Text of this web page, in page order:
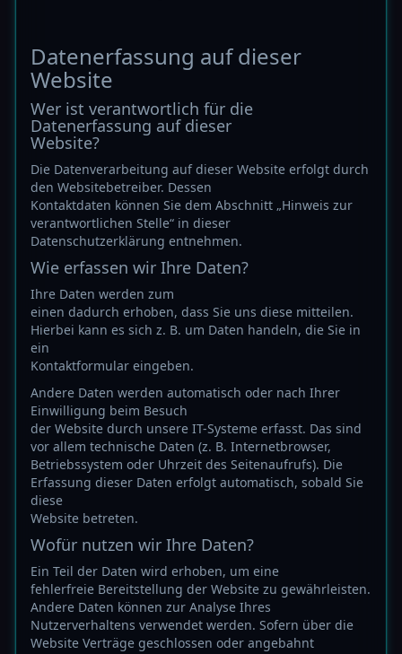
Datenerfassung auf dieser
Website
Wer ist verantwortlich für die
Datenerfassung auf dieser
Website?
Die Datenverarbeitung auf dieser Website erfolgt durch
den Websitebetreiber. Dessen
Kontaktdaten können Sie dem Abschnitt „Hinweis zur
verantwortlichen Stelle“ in dieser
Datenschutzerklärung entnehmen.
Wie erfassen wir Ihre Daten?
Ihre Daten werden zum
einen dadurch erhoben, dass Sie uns diese mitteilen.
Hierbei kann es sich z. B. um Daten handeln, die Sie in
ein
Kontaktformular eingeben.
Andere Daten werden automatisch oder nach Ihrer
Einwilligung beim Besuch
der Website durch unsere IT-Systeme erfasst. Das sind
vor allem technische Daten (z. B. Internetbrowser,
Betriebssystem oder Uhrzeit des Seitenaufrufs). Die
Erfassung dieser Daten erfolgt automatisch, sobald Sie
diese
Website betreten.
Wofür nutzen wir Ihre Daten?
Ein Teil der Daten wird erhoben, um eine
fehlerfreie Bereitstellung der Website zu gewährleisten.
Andere Daten können zur Analyse Ihres
Nutzerverhaltens verwendet werden. Sofern über die
Website Verträge geschlossen oder angebahnt